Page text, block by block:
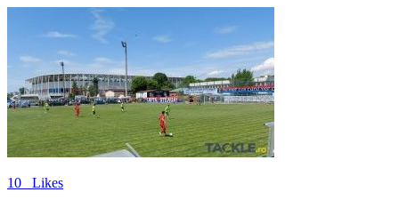
10 Likes